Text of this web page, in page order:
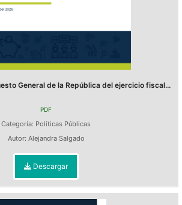
General de la República del ejercicio fiscal...
PDF
Categoría: Políticas Públicas
Autor: Alejandra Salgado
Descargar